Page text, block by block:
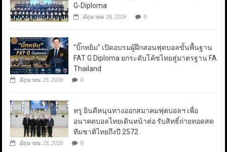
G-Diploma
มิถุนายน 28, 2026 0
“บิ๊กหยิม” เปิดอบรมผู้ฝึกสอนฟุตบอลขั้นพื้นฐาน
FAT G Diploma ยกระดับโค้ชไทยสู่มาตรฐาน FA
Thailand
มิถุนายน 25, 2026 0
ทรู ยินดีหนุนทางออกสมาคมฟุตบอลฯ เพื่อ
อนาคตบอลไทยเดินหน้าต่อ รับสิทธิ์ถ่ายทอดสด
ทีมชาติไทยถึงปี 2572
มิถุนายน 25, 2026 0